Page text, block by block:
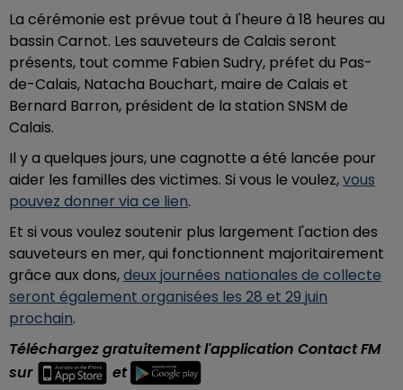
La cérémonie est prévue tout à l'heure à 18 heures au
bassin Carnot. Les sauveteurs de Calais seront
présents, tout comme Fabien Sudry, préfet du Pas-
de-Calais, Natacha Bouchart, maire de Calais et
Bernard Barron, président de la station SNSM de
Calais.
Il y a quelques jours, une cagnotte a été lancée pour
aider les familles des victimes. Si vous le voulez,vous
pouvez donner via ce lien.
Et si vous voulez soutenir plus largement l'action des
sauveteurs en mer, qui fonctionnent majoritairement
grâce aux dons,deux journées nationales de collecte
seront également organisées les 28 et 29 juin
prochain.
Téléchargez gratuitement l'application Contact FM
sur
et